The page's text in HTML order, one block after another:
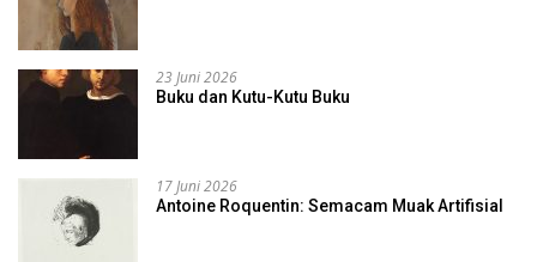
23 Juni 2026
Buku dan Kutu-Kutu Buku
17 Juni 2026
Antoine Roquentin: Semacam Muak Artifisial